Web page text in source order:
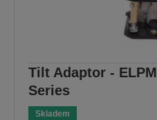
Tilt Adaptor -
Series
Skladem